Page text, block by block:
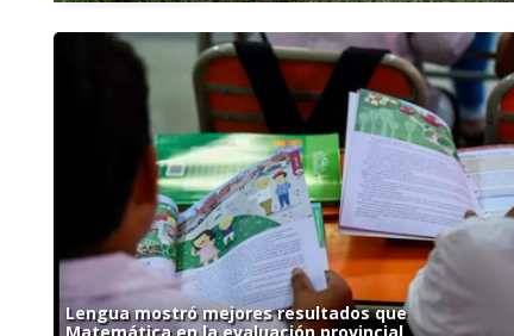
Lengua mostró mejores resultados que